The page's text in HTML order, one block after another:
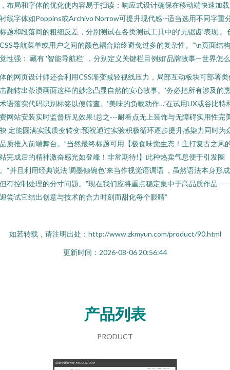
布局和字体的优化使内容易于扫读：响应式设计确保在移动端快速加
线字体如Poppins或Archivo Norrow可提升现代感--适当选用不同字重
题和段落间的粗细反差，分别测试在各类测试工具中的‘无锯齿’表现 。
导航菜单或用户之间的颜色耦合始终避免过多的复杂性。”\n页面结
性强： 藏有 '智能导航栏' ，分别定义关键栏目例如‘品牌故事—世界怎
的网页设计师还会利用CSS渐变减轻视线压力，局部互动板块可部署类
翻转出茶渍画面这样的妙念凸显自然的安心故事。’务必把所有涉及的
语落实代码识别标签以便筛查。‘美味的负载动作…’在试用UX或谷比特
网站安装实时监督所见效果!总之---耐看点无上装饰与无障碍实用性完
定能圆满实践质变转变:预祝通过实验积极循环逐步提升感染力同时为
质推入前端舞台。”当然最终标题可用【极食味觉生态！主打复古之风
完成后的精神激奋感光如登峰！非常期待!】此种热卖气息便于引发圈
“并且利用经典说法’调墨倾碗色’来当作视觉语调语 ，虽然语法本身形
有控制处理的分寸问题。”现在我们应将重点稳定集中于高品质作品
尝试它结出创意与技术的合力时刻而甜化每个眼睛”
如若转载，请注明出处：http://www.zkmyun.com/product/90.html
更新时间：2026-08-06 20:56:44
产品列表
PRODUCT